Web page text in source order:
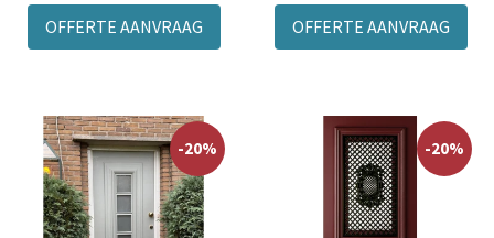
OFFERTE AANVRAAG OFFERTE AANVRAAG
-20% -20%